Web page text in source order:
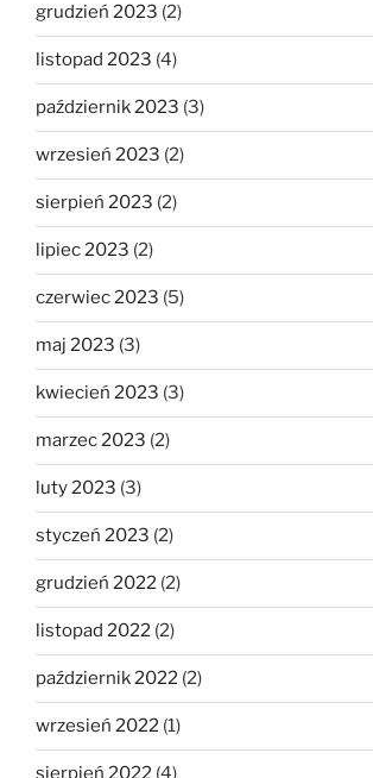
grudzień 2023 (2)
listopad 2023 (4)
październik 2023 (3)
wrzesień 2023 (2)
sierpień 2023 (2)
lipiec 2023 (2)
czerwiec 2023 (5)
maj 2023 (3)
kwiecień 2023 (3)
marzec 2023 (2)
luty 2023 (3)
styczeń 2023 (2)
grudzień 2022 (2)
listopad 2022 (2)
październik 2022 (2)
wrzesień 2022 (1)